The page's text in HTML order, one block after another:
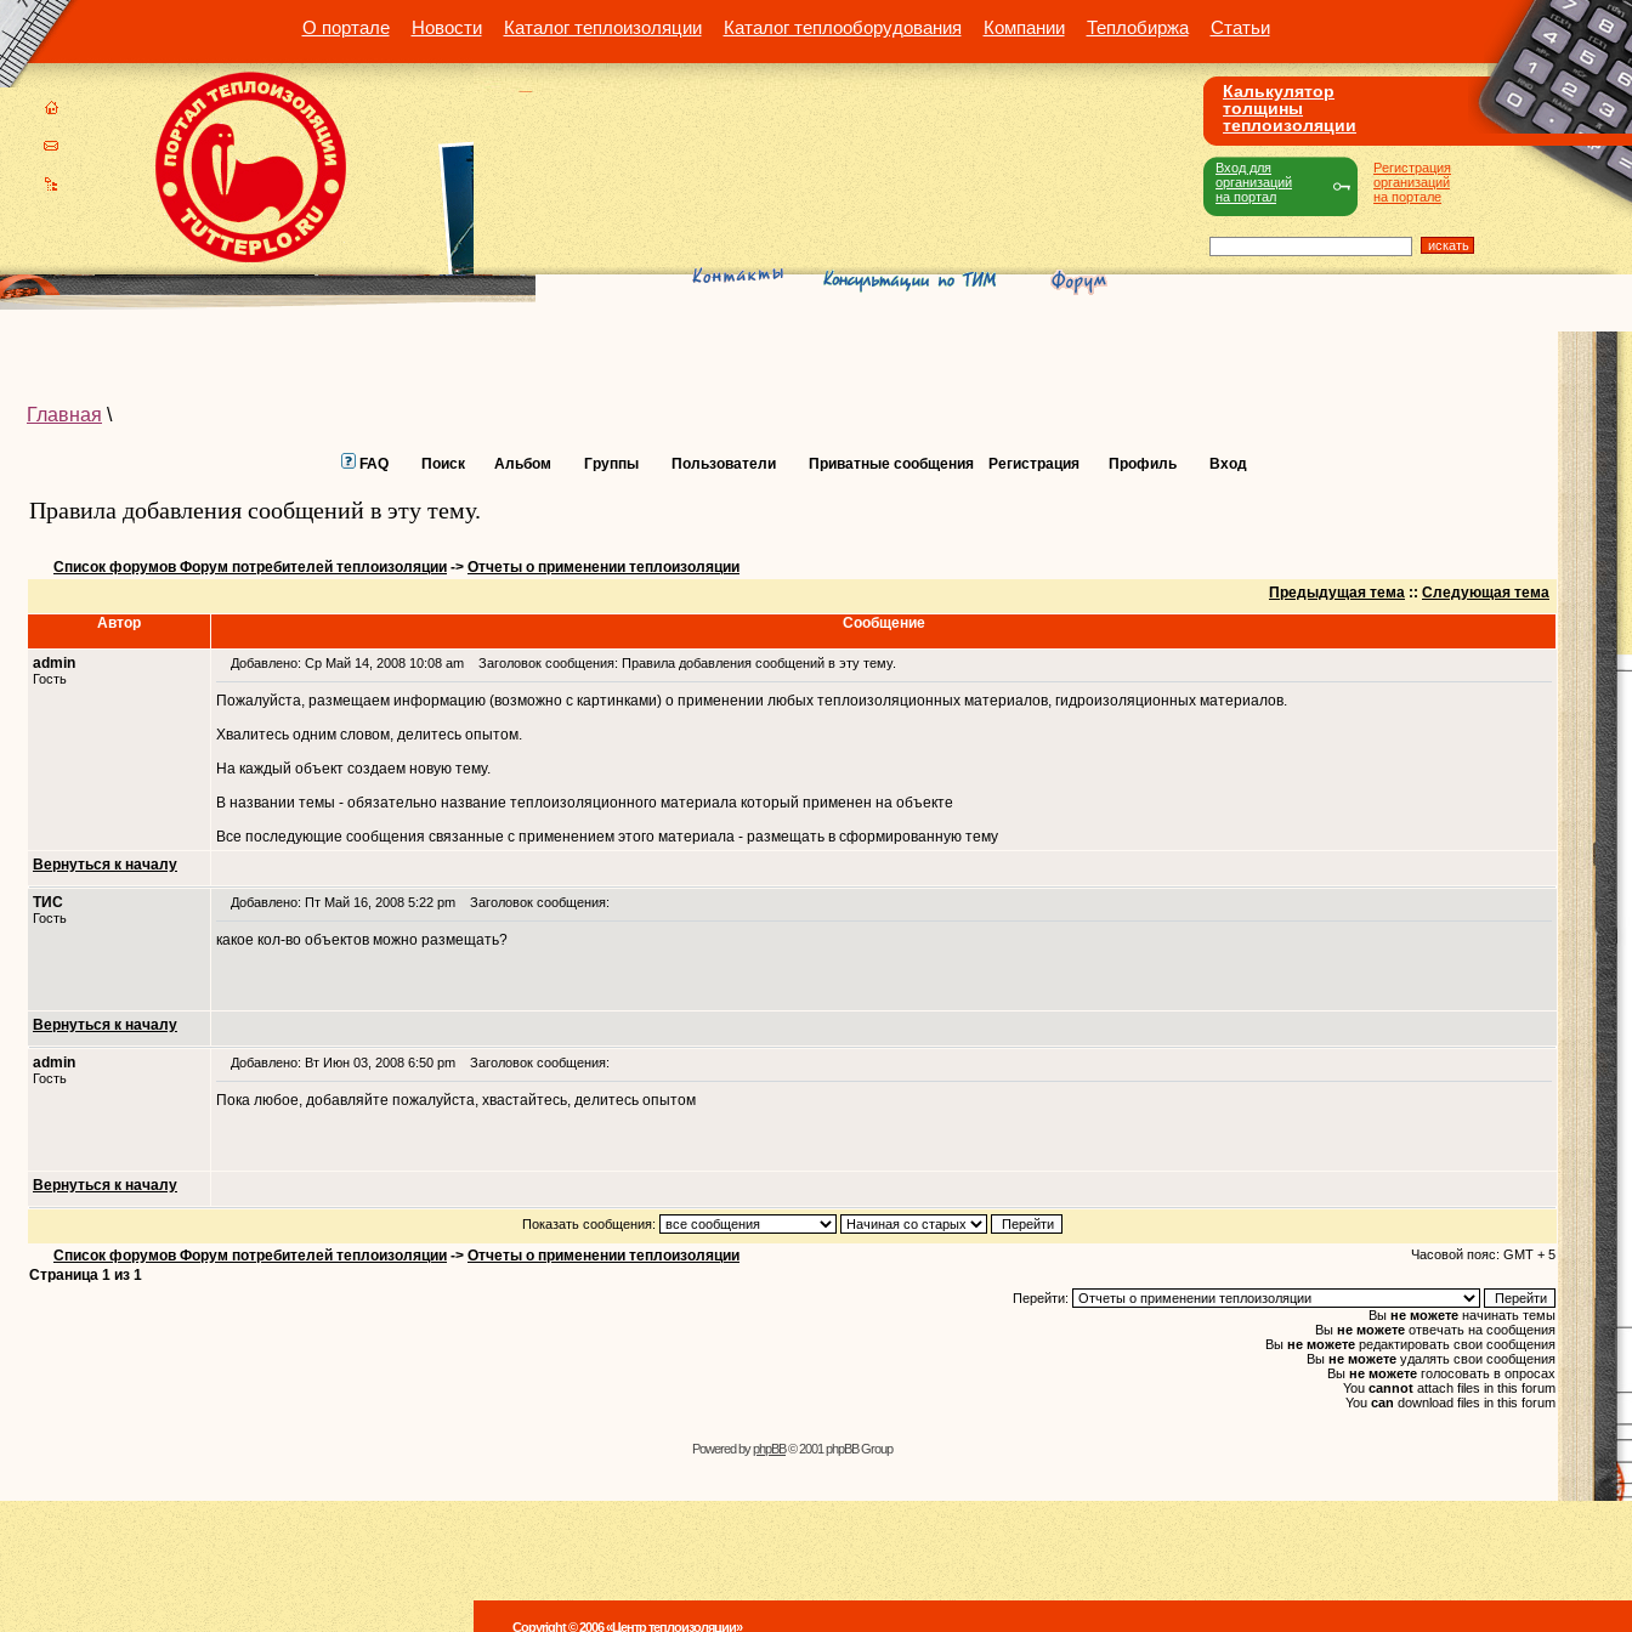
О портале Новости Каталог теплоизоляции Каталог теплооборудования Компании Теплобиржа Статьи
Калькулятор
толщины
теплоизоляции
Регистрация
организаций
на портале
Вход для
организаций
на портал
Главная \
FAQ Поиск Альбом Группы Пользователи Приватные сообщения Регистрация Профиль Вход
Правила добавления сообщений в эту тему.
Список форумов Форум потребителей теплоизоляции -> Отчеты о применении теплоизоляции
Предыдущая тема :: Следующая тема
Автор
Сообщение
admin
Гость
Добавлено: Ср Май 14, 2008 10:08 am Заголовок сообщения: Правила добавления сообщений в эту тему.
Пожалуйста, размещаем информацию (возможно с картинками) о применении любых теплоизоляционных материалов, гидроизоляционных материалов.
Хвалитесь одним словом, делитесь опытом.
На каждый объект создаем новую тему.
В названии темы - обязательно название теплоизоляционного материала который применен на объекте
Все последующие сообщения связанные с применением этого материала - размещать в сформированную тему
Вернуться к началу
ТИС
Гость
Добавлено: Пт Май 16, 2008 5:22 pm Заголовок сообщения:
какое кол-во объектов можно размещать?
Вернуться к началу
admin
Гость
Добавлено: Вт Июн 03, 2008 6:50 pm Заголовок сообщения:
Пока любое, добавляйте пожалуйста, хвастайтесь, делитесь опытом
Вернуться к началу
Показать сообщения:
Список форумов Форум потребителей теплоизоляции -> Отчеты о применении теплоизоляции Часовой пояс: GMT + 5
Страница 1 из 1
Перейти:
Вы не можете начинать темы
Вы не можете отвечать на сообщения
Вы не можете редактировать свои сообщения
Вы не можете удалять свои сообщения
Вы не можете голосовать в опросах
You cannot attach files in this forum
You can download files in this forum
Powered byphpBB© 2001 phpBB Group
Copyright © 2006 «Центр теплоизоляции»